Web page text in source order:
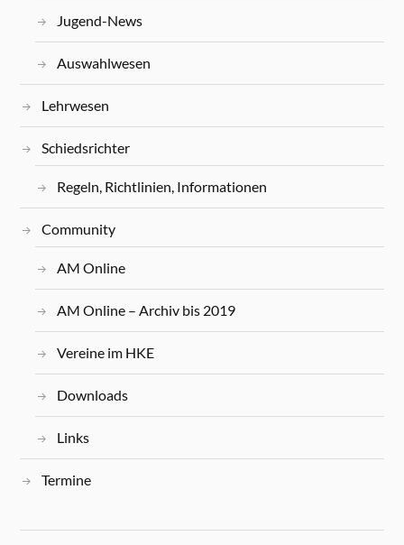
Jugend-News
Auswahlwesen
Lehrwesen
Schiedsrichter
Regeln, Richtlinien, Informationen
Community
AM Online
AM Online – Archiv bis 2019
Vereine im HKE
Downloads
Links
Termine